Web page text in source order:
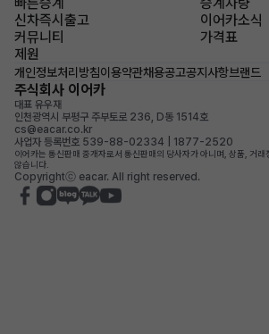
신차즉시출고
이어카소식
커뮤니티
가격표
제원
개인정보처리방침이용약관채용공고공지사항브랜드
주식회사 이어카
대표 유우재
인천광역시 부평구 주부토로 236, D동 1514호
cs@eacar.co.kr
사업자 등록번호 539-88-02334 | 1877-2520
이어카는 통신판매 중개자로서 통신판매의 당사자가 아니며, 상품, 거래
않습니다.
Copyrightⓒ eacar. All right reserved.